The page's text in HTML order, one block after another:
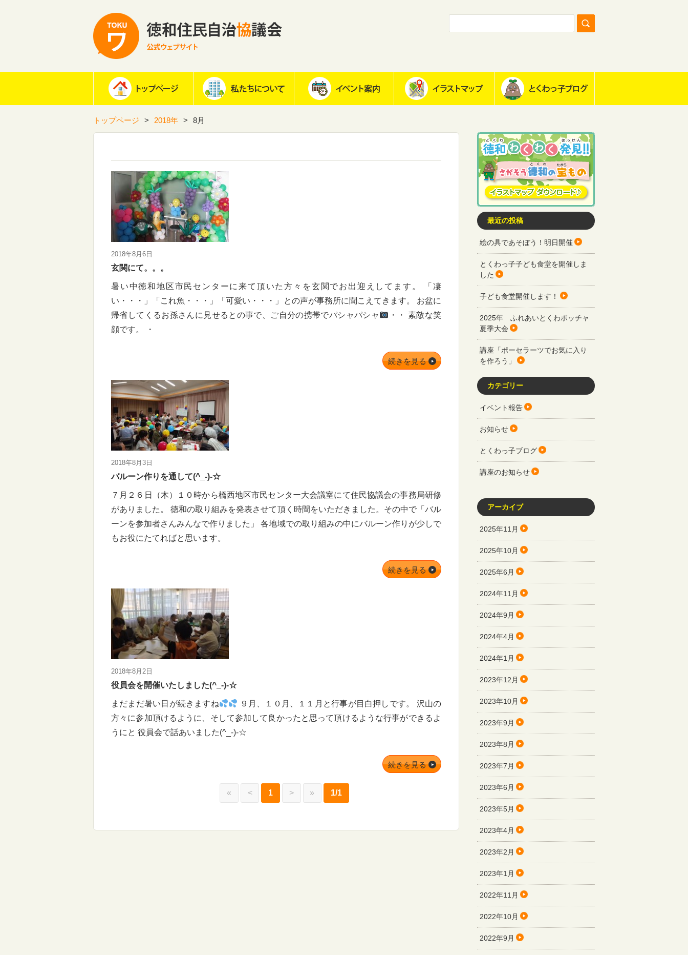
トップページ 2018年 8月
2018年8月6日
玄関にて。。。
暑い中徳和地区市民センターに来て頂いた方々を玄関でお出迎えしてます。 「凄
い・・・」「これ魚・・・」「可愛い・・・」との声が事務所に聞こえてきます。 お盆に
帰省してくるお孫さんに見せるとの事で、ご自分の携帯でパシャパシャ
・・ 素敵な笑
顔です。 ・
続きを見る
2018年8月3日
バルーン作りを通して(^_-)-☆
７月２６日（木）１０時から橋西地区市民センター大会議室にて住民協議会の事務局研修
がありました。 徳和の取り組みを発表させて頂く時間をいただきました。その中で「バル
ーンを参加者さんみんなで作りました」 各地域での取り組みの中にバルーン作りが少しで
もお役にたてればと思います。
続きを見る
2018年8月2日
役員会を開催いたしました(^_-)-☆
まだまだ暑い日が続きますね
９月、１０月、１１月と行事が目白押しです。 沢山の
方々に参加頂けるように、そして参加して良かったと思って頂けるような行事ができるよ
うにと 役員会で話あいました(^_-)-☆
続きを見る
« < 1 > » 1/1
最近の投稿
絵の具であそぼう！明日開催
とくわっ子子ども食堂を開催しま
した
子ども食堂開催します！
2025年 ふれあいとくわボッチャ
夏季大会
講座「ポーセラーツでお気に入り
を作ろう」
カテゴリー
イベント報告
お知らせ
とくわっ子ブログ
講座のお知らせ
アーカイブ
2025年11月
2025年10月
2025年6月
2024年11月
2024年9月
2024年4月
2024年1月
2023年12月
2023年10月
2023年9月
2023年8月
2023年7月
2023年6月
2023年5月
2023年4月
2023年2月
2023年1月
2022年11月
2022年10月
2022年9月